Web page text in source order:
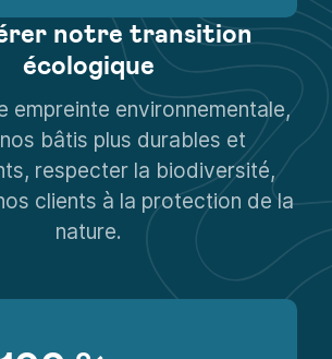
notre transition
écologique
empreinte environnementale,
bâtis plus durables et
respecter la biodiversité,
nos clients à la protection de la